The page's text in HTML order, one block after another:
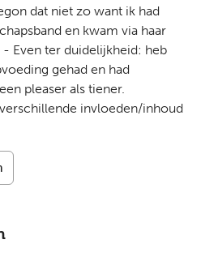
dat niet zo want ik had
en kwam via haar
Even ter duidelijkheid: heb
gehad en had
pleaser als tiener.
invloeden/inhoud